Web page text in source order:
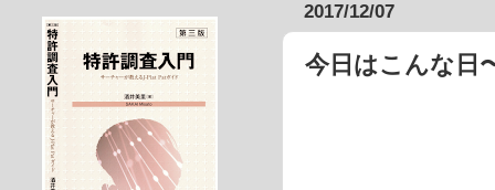
2017/12/07
今日はこんな日